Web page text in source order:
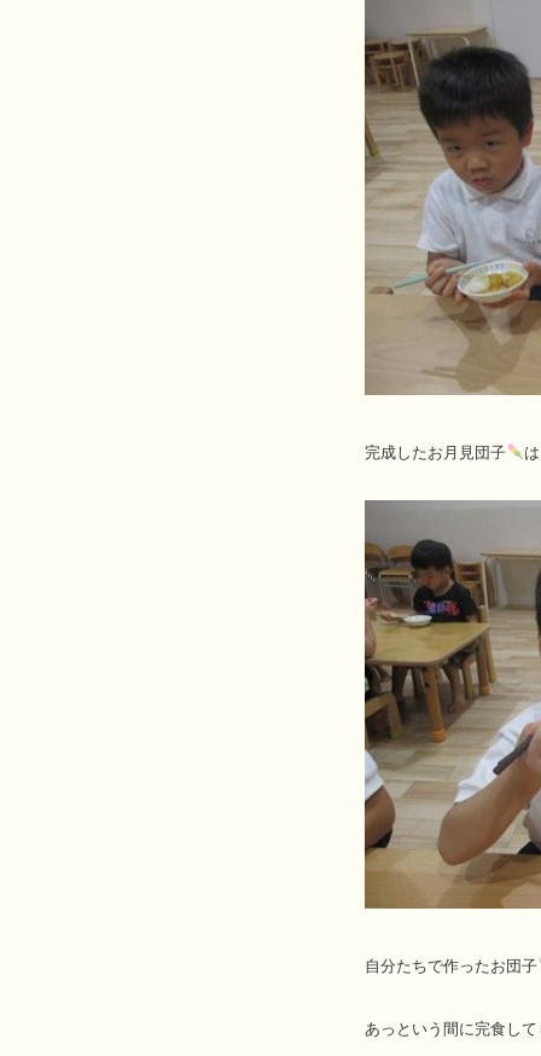
完成したお月見団子
自分たちで作ったお団子
あっという間に完食し